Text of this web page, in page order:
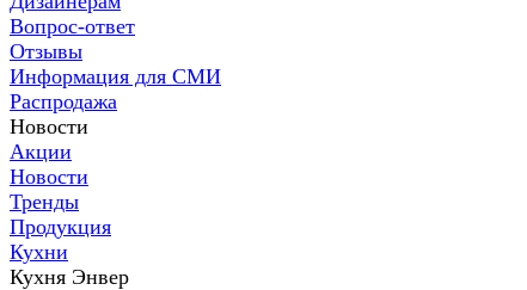
Вопрос-ответ
Отзывы
Информация для СМИ
Распродажа
Новости
Акции
Новости
Тренды
Продукция
Кухни
Кухня Энвер